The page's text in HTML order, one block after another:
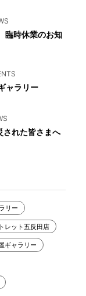
時休業のお知
ャラリー
された皆さまへ
リー
レット五反田店
ギャラリー